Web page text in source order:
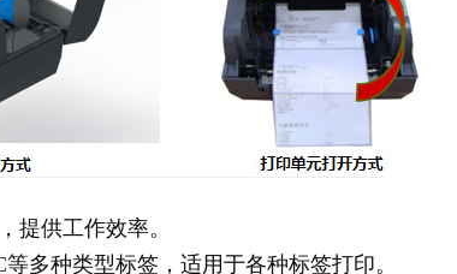
提供工作效率。
多种类型标签，适用于各种标签打印。